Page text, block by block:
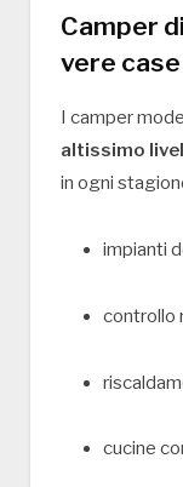
Camper
vere
I camper
altissimo
in ogni
impianti
controllo
cucine